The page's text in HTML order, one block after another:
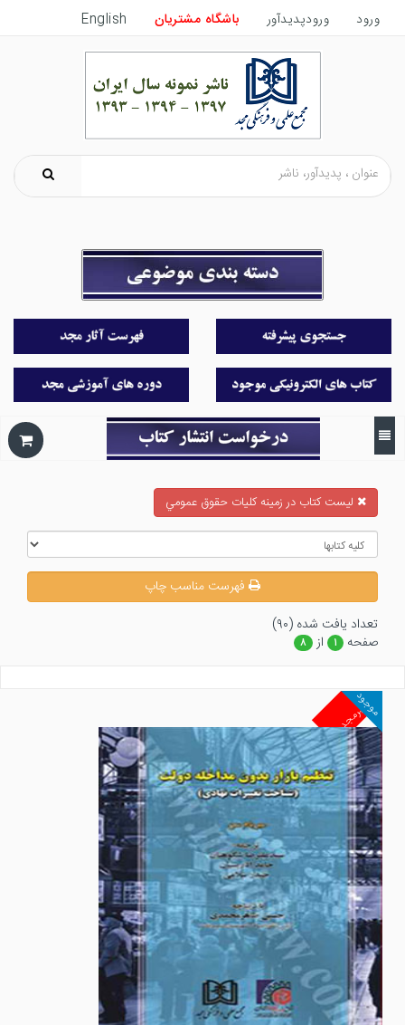
ورود ورودپدیدآور باشگاه مشتریان English
ليست كتاب در زمينه كليات حقوق عمومي
فهرست مناسب چاپ
تعداد يافت شده (۹۰)
صفحه
۱ از ۸
غیرمجد
موجود